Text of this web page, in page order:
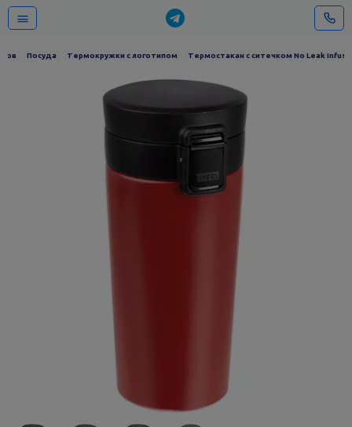
Посуда Термокружки с логотипом Термостакан с ситечком No Leak